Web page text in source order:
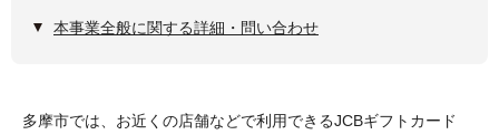
本事業全般に関する詳細・問い合わせ
多摩市では、お近くの店舗などで利用できるJCBギフトカード